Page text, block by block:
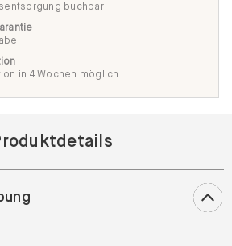
buchbar
in 4 Wochen möglich